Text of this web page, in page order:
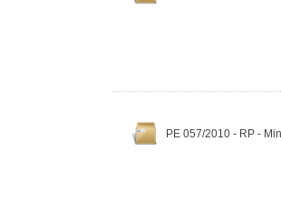
PE 057/2010 - RP -